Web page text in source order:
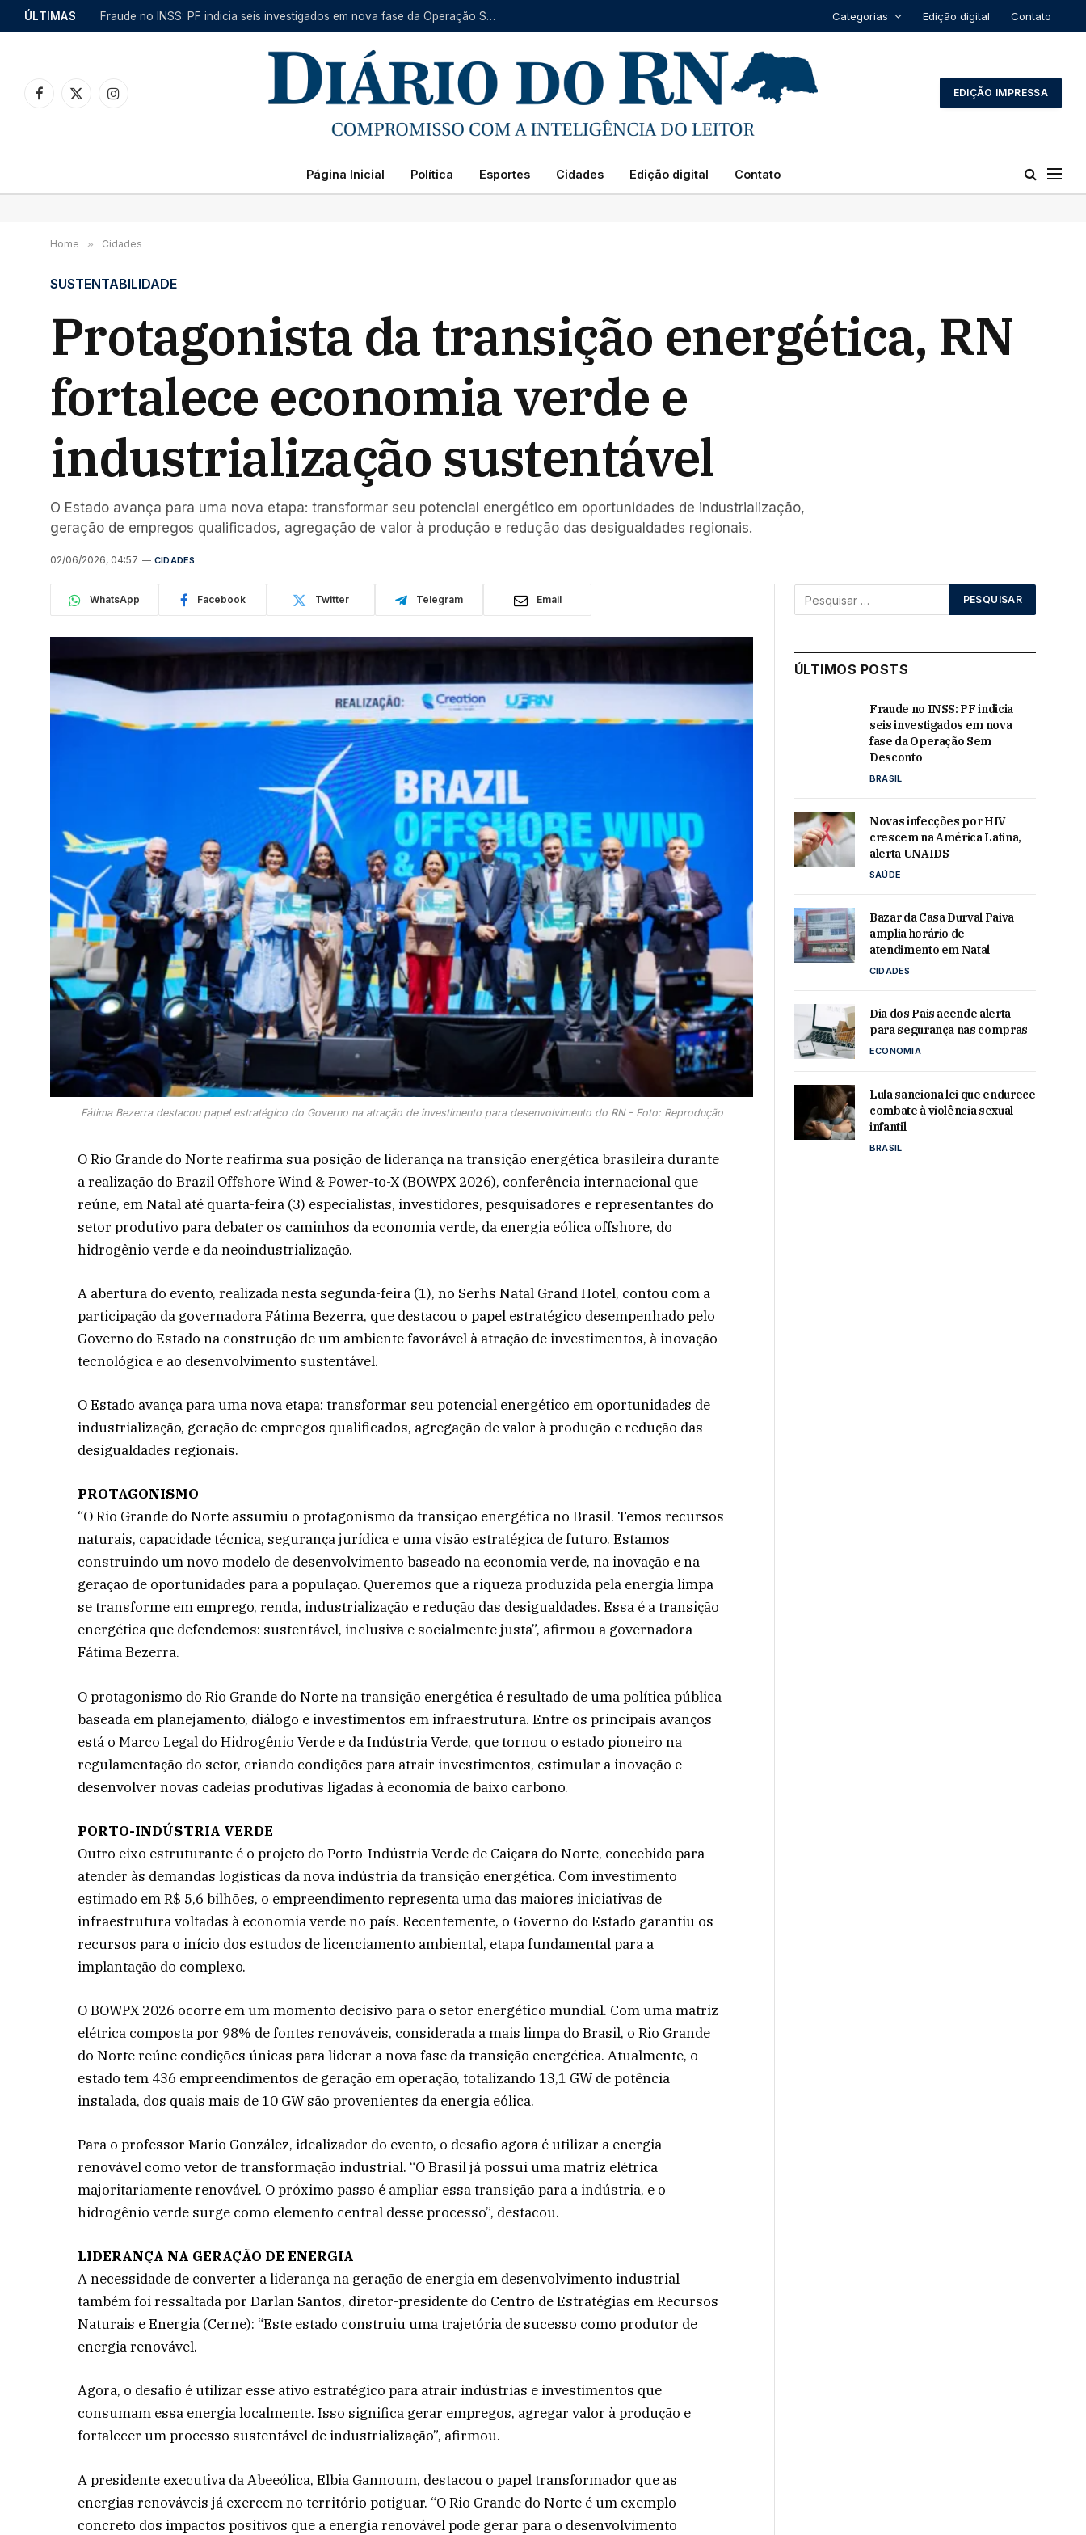
ÚLTIMAS Fraude no INSS: PF indicia seis investigados em nova fase da Operação Sem Desconto Categorias Edição digital Contato
Facebook
X
Instagram
EDIÇÃO IMPRESSA
Página Inicial Política Esportes Cidades Edição digital Contato
Home » Cidades
SUSTENTABILIDADE
Protagonista da transição energética, RN
fortalece economia verde e
industrialização sustentável
O Estado avança para uma nova etapa: transformar seu potencial energético em oportunidades de industrialização,
geração de empregos qualificados, agregação de valor à produção e redução das desigualdades regionais.
02/06/2026, 04:57 CIDADES
WhatsApp Facebook Twitter Telegram Email
Fátima Bezerra destacou papel estratégico do Governo na atração de investimento para desenvolvimento do RN - Foto: Reprodução
O Rio Grande do Norte reafirma sua posição de liderança na transição energética brasileira durante
a realização do Brazil Offshore Wind & Power-to-X (BOWPX 2026), conferência internacional que
reúne, em Natal até quarta-feira (3) especialistas, investidores, pesquisadores e representantes do
setor produtivo para debater os caminhos da economia verde, da energia eólica offshore, do
hidrogênio verde e da neoindustrialização.
A abertura do evento, realizada nesta segunda-feira (1), no Serhs Natal Grand Hotel, contou com a
participação da governadora Fátima Bezerra, que destacou o papel estratégico desempenhado pelo
Governo do Estado na construção de um ambiente favorável à atração de investimentos, à inovação
tecnológica e ao desenvolvimento sustentável.
O Estado avança para uma nova etapa: transformar seu potencial energético em oportunidades de
industrialização, geração de empregos qualificados, agregação de valor à produção e redução das
desigualdades regionais.
PROTAGONISMO
“O Rio Grande do Norte assumiu o protagonismo da transição energética no Brasil. Temos recursos
naturais, capacidade técnica, segurança jurídica e uma visão estratégica de futuro. Estamos
construindo um novo modelo de desenvolvimento baseado na economia verde, na inovação e na
geração de oportunidades para a população. Queremos que a riqueza produzida pela energia limpa
se transforme em emprego, renda, industrialização e redução das desigualdades. Essa é a transição
energética que defendemos: sustentável, inclusiva e socialmente justa”, afirmou a governadora
Fátima Bezerra.
O protagonismo do Rio Grande do Norte na transição energética é resultado de uma política pública
baseada em planejamento, diálogo e investimentos em infraestrutura. Entre os principais avanços
está o Marco Legal do Hidrogênio Verde e da Indústria Verde, que tornou o estado pioneiro na
regulamentação do setor, criando condições para atrair investimentos, estimular a inovação e
desenvolver novas cadeias produtivas ligadas à economia de baixo carbono.
PORTO-INDÚSTRIA VERDE
Outro eixo estruturante é o projeto do Porto-Indústria Verde de Caiçara do Norte, concebido para
atender às demandas logísticas da nova indústria da transição energética. Com investimento
estimado em R$ 5,6 bilhões, o empreendimento representa uma das maiores iniciativas de
infraestrutura voltadas à economia verde no país. Recentemente, o Governo do Estado garantiu os
recursos para o início dos estudos de licenciamento ambiental, etapa fundamental para a
implantação do complexo.
O BOWPX 2026 ocorre em um momento decisivo para o setor energético mundial. Com uma matriz
elétrica composta por 98% de fontes renováveis, considerada a mais limpa do Brasil, o Rio Grande
do Norte reúne condições únicas para liderar a nova fase da transição energética. Atualmente, o
estado tem 436 empreendimentos de geração em operação, totalizando 13,1 GW de potência
instalada, dos quais mais de 10 GW são provenientes da energia eólica.
Para o professor Mario González, idealizador do evento, o desafio agora é utilizar a energia
renovável como vetor de transformação industrial. “O Brasil já possui uma matriz elétrica
majoritariamente renovável. O próximo passo é ampliar essa transição para a indústria, e o
hidrogênio verde surge como elemento central desse processo”, destacou.
LIDERANÇA NA GERAÇÃO DE ENERGIA
A necessidade de converter a liderança na geração de energia em desenvolvimento industrial
também foi ressaltada por Darlan Santos, diretor-presidente do Centro de Estratégias em Recursos
Naturais e Energia (Cerne): “Este estado construiu uma trajetória de sucesso como produtor de
energia renovável.
Agora, o desafio é utilizar esse ativo estratégico para atrair indústrias e investimentos que
consumam essa energia localmente. Isso significa gerar empregos, agregar valor à produção e
fortalecer um processo sustentável de industrialização”, afirmou.
A presidente executiva da Abeeólica, Elbia Gannoum, destacou o papel transformador que as
energias renováveis já exercem no território potiguar. “O Rio Grande do Norte é um exemplo
concreto dos impactos positivos que a energia renovável pode gerar para o desenvolvimento
ÚLTIMOS POSTS
Fraude no INSS: PF indicia
seis investigados em nova
fase da Operação Sem
Desconto
BRASIL
Novas infecções por HIV
crescem na América Latina,
alerta UNAIDS
SAÚDE
Bazar da Casa Durval Paiva
amplia horário de
atendimento em Natal
CIDADES
Dia dos Pais acende alerta
para segurança nas compras
ECONOMIA
Lula sanciona lei que endurece
combate à violência sexual
infantil
BRASIL